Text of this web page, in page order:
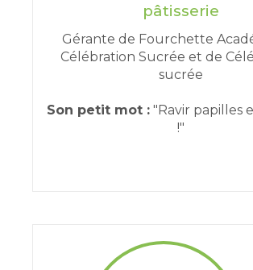
pâtisserie
Gérante de Fourchette
Célébration Sucrée et de
sucrée
Son petit mot : "Ravir papilles
!"